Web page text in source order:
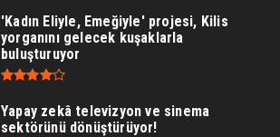
'Kadın Eliyle, Emeğiyle' projesi, Kilis
yorganını gelecek kuşaklarla
buluşturuyor
Yapay zekâ televizyon ve sinema
sektörünü dönüştürüyor!